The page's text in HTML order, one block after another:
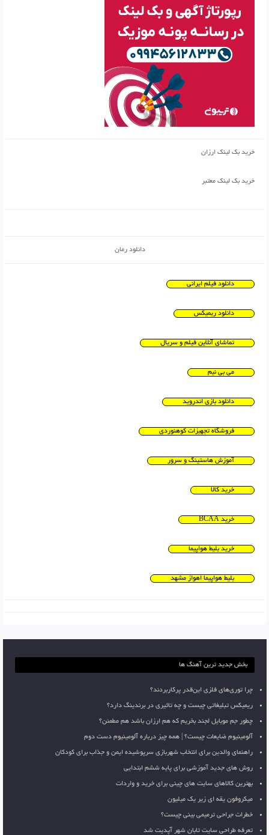
خرید بک لینک ارزان
خرید بک لینک معتبر
دانلود رمان
دانلود فیلم ایرانی
دانلود ریمیکس
تماشای آنلاین فیلم و سریال
می بی نیم
دانلود بازی اندروید
فروشگاه تجهیزات کوهنوردی
آموزش هاستینگ و سرور
خرید کالا
خرید BCAA
خرید بلیط هواپیما
بلیط هواپیما اهواز مشهد
بخش جدید ترین آهنگ ها
چرا توری‌های فلزی این‌قدر پرکاربردند؟
ریمیکس تبلیغاتی چیست و چه تاثیری در برندینگ دارد؟
چطور جم موبایل لجند بخریم که هم ارزان باشد هم مطمئن؟
آلومینیوم ضایعات چیست؟ | همه چیز درباره آلومینیوم دست دوم
راهنمای والدین برای انتخاب شهربازی سرپوشیده ایمن و جذاب برای کودکان
روش های جدید آموزشی برای پایه ششم ابتدایی
بهترین کالاهای سایت های چینی برای خرید و واردات
میکروفون یقه ای زیر یک میلیون
خطرات جراحی ترمیمی بینی چیست؟
تعرفه طراحی سایت تابان شهر آپدیت شد